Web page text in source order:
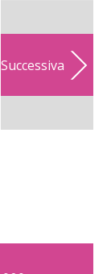
Successiva